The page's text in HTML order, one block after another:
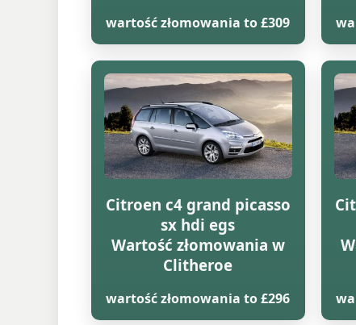
wartość złomowania to £309
Citroen c4 grand picasso
sx hdi egs
Wartość złomowania w
Clitheroe
wartość złomowania to £296